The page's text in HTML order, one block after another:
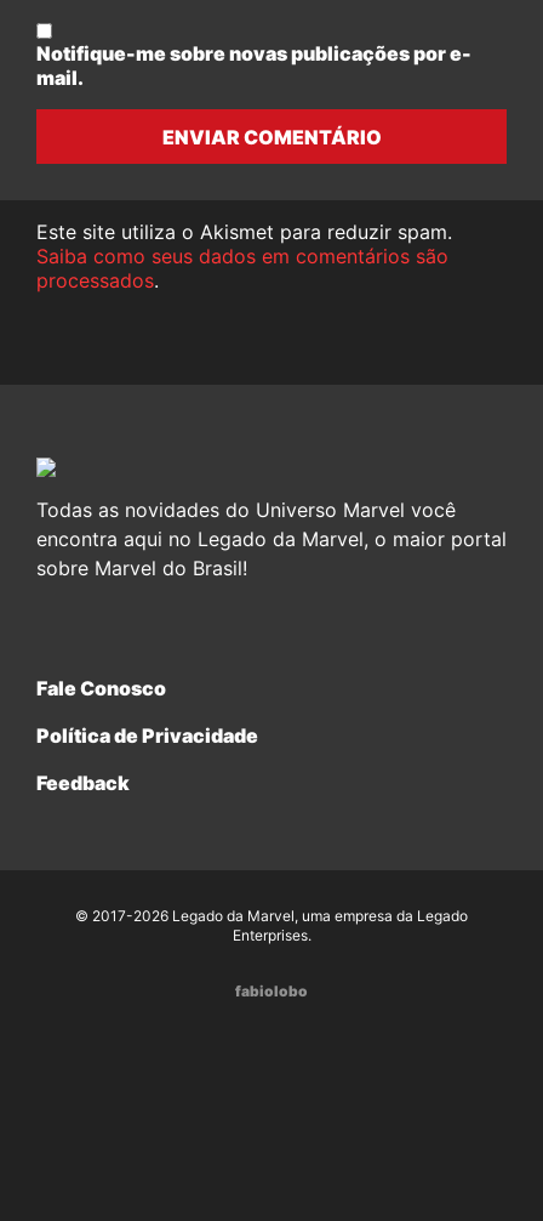
Notifique-me sobre novas publicações por e-
mail.
ENVIAR COMENTÁRIO
Este site utiliza o Akismet para reduzir spam.
Saiba como seus dados em comentários são
processados.
Todas as novidades do Universo Marvel você
encontra aqui no Legado da Marvel, o maior portal
sobre Marvel do Brasil!
Fale Conosco
Política de Privacidade
Feedback
© 2017-2026 Legado da Marvel, uma empresa da Legado
Enterprises.
fabiolobo